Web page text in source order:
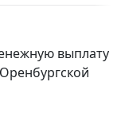
выплату